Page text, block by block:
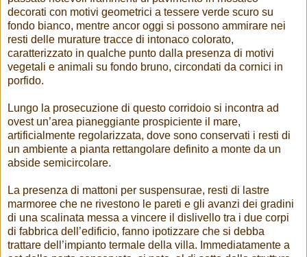
decorati con motivi geometrici a tessere verde scuro su
fondo bianco, mentre ancor oggi si possono ammirare nei
resti delle murature tracce di intonaco colorato,
caratterizzato in qualche punto dalla presenza di motivi
vegetali e animali su fondo bruno, circondati da cornici in
porfido.
Lungo la prosecuzione di questo corridoio si incontra ad
ovest un’area pianeggiante prospiciente il mare,
artificialmente regolarizzata, dove sono conservati i resti di
un ambiente a pianta rettangolare definito a monte da un
abside semicircolare.
La presenza di mattoni per suspensurae, resti di lastre
marmoree che ne rivestono le pareti e gli avanzi dei gradini
di una scalinata messa a vincere il dislivello tra i due corpi
di fabbrica dell’edificio, fanno ipotizzare che si debba
trattare dell’impianto termale della villa. Immediatamente a